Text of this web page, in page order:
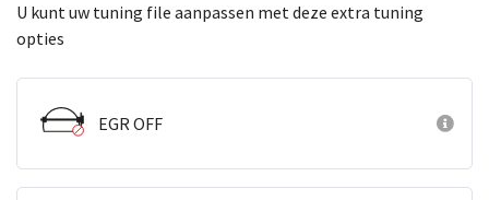
U kunt uw tuning file aanpassen met deze extra tuning
opties
EGR OFF